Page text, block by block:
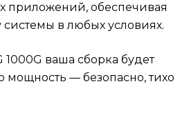
приложений, обеспечивая
системы в любых условиях.
1000G ваша сборка будет
мощность — безопасно, тихо